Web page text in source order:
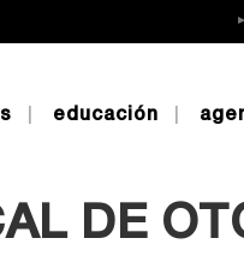
educación
DE